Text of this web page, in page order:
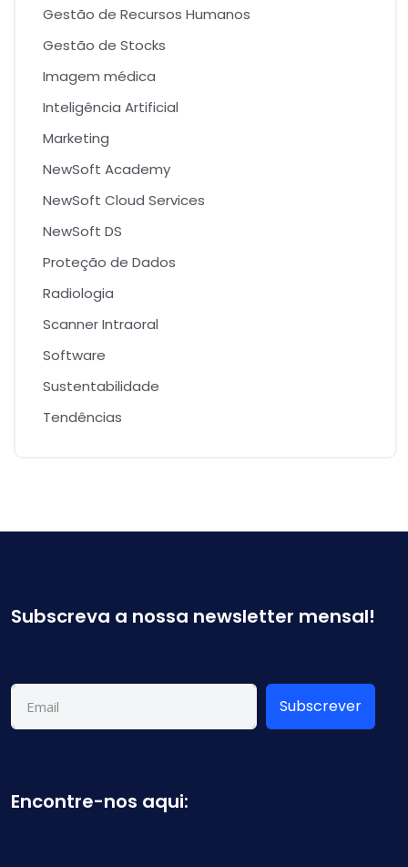
Gestão de Recursos Humanos
Gestão de Stocks
Imagem médica
Inteligência Artificial
Marketing
NewSoft Academy
NewSoft Cloud Services
NewSoft DS
Proteção de Dados
Radiologia
Scanner Intraoral
Software
Sustentabilidade
Tendências
Subscreva a nossa newsletter mensal!
Subscrever
Encontre-nos aqui: